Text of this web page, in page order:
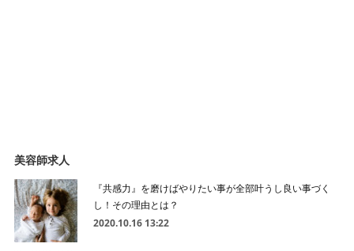
美容師求人
『共感力』を磨けばやりたい事が全部叶うし良い事づく
し！その理由とは？
2020.10.16 13:22